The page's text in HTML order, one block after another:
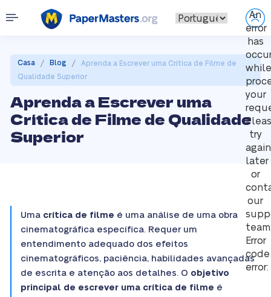
An
error
has
while
your
try
again
later
or
our
Error
code
error:
Casa / Blog /
Aprenda a Escrever uma Crítica de Filme de
Qualidade Superior
Aprenda a Escrever uma
Crítica de Filme de Qualidade
Superior
Uma crítica de filme é uma análise de uma obra
cinematográfica específica. Requer um
entendimento adequado dos efeitos
cinematográficos, paciência, habilidades avançadas
de escrita e atenção aos detalhes. O objetivo
principal de escrever uma crítica de filme é